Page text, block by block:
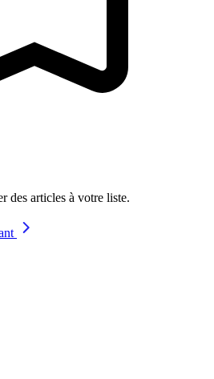
des articles à votre liste.